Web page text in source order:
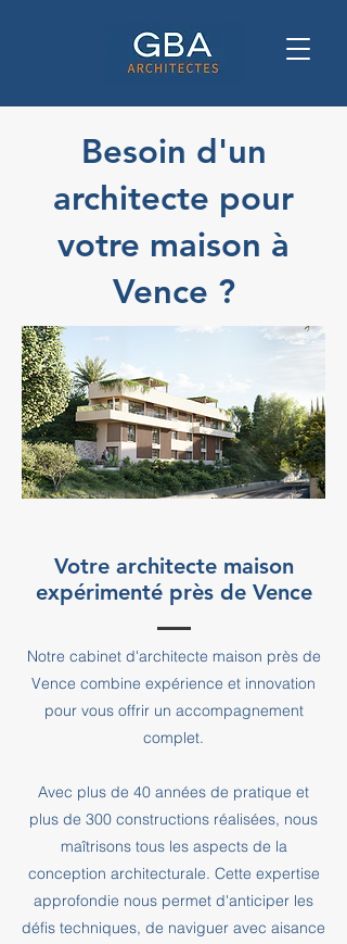
Besoin d'un
architecte pour
votre maison à
Vence ?
Votre architecte maison
expérimenté près de Vence
Notre cabinet d'architecte maison près de
Vence combine expérience et innovation
pour vous offrir un accompagnement
complet.
Avec plus de 40 années de pratique et
plus de 300 constructions réalisées, nous
maîtrisons tous les aspects de la
conception architecturale. Cette expertise
approfondie nous permet d'anticiper les
défis techniques, de naviguer avec aisance